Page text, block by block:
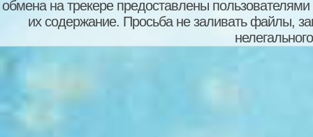
обмена на трекере предоставлены пользователями
их содержание. Просьба не заливать файлы,